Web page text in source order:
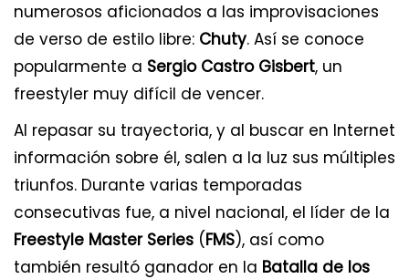
numerosos aficionados a las improvisaciones
de verso de estilo libre: Chuty. Así se conoce
popularmente a Sergio Castro Gisbert, un
freestyler muy difícil de vencer.
Al repasar su trayectoria, y al buscar en Internet
información sobre él, salen a la luz sus múltiples
triunfos. Durante varias temporadas
consecutivas fue, a nivel nacional, el líder de la
Freestyle Master Series (FMS), así como
también resultó ganador en la Batalla de los